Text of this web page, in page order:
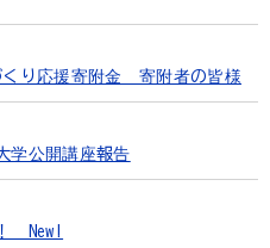
り応援寄附金 寄附者の皆様
学公開講座報告
New!